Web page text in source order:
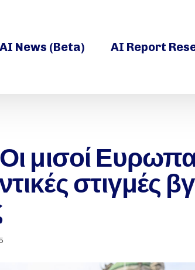
AI News (Beta) AI Report
μισοί
στιγμές